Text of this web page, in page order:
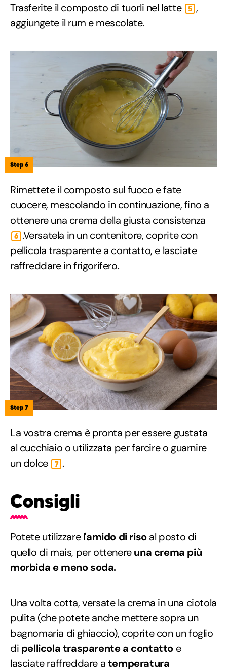
Trasferite il composto di tuorli nel latte 5 ,
aggiungete il rum e mescolate.
Step 6
Rimettete il composto sul fuoco e fate
cuocere, mescolando in continuazione, fino a
ottenere una crema della giusta consistenza
6 .Versatela in un contenitore, coprite con
pellicola trasparente a contatto, e lasciate
raffreddare in frigorifero.
Step 7
La vostra crema è pronta per essere gustata
al cucchiaio o utilizzata per farcire o guarnire
un dolce
7 .
Consigli
Potete utilizzare l'amido di risoal posto di
quello di mais, per ottenereuna crema più
morbida e meno soda.
Una volta cotta, versate la crema in una ciotola
pulita (che potete anche mettere sopra un
bagnomaria di ghiaccio), coprite con un foglio
di pellicola trasparente a contatto e
lasciate raffreddare atemperatura